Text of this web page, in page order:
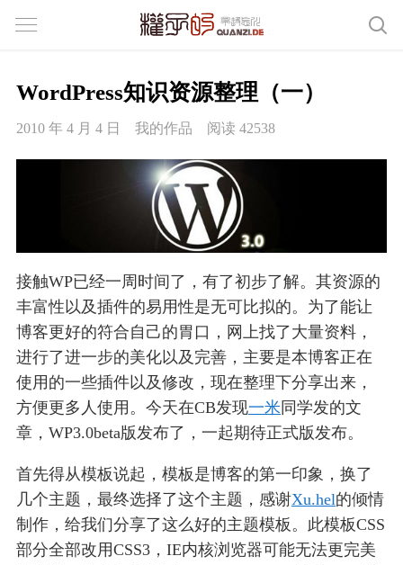
WordPress知识资源整理（一）
2010 年 4 月 4 日 我的作品 阅读 42538
接触WP已经一周时间了，有了初步了解。其资源的
丰富性以及插件的易用性是无可比拟的。为了能让
博客更好的符合自己的胃口，网上找了大量资料，
进行了进一步的美化以及完善，主要是本博客正在
使用的一些插件以及修改，现在整理下分享出来，
方便更多人使用。今天在CB发现一米 同学发的文
章，WP3.0beta版发布了，一起期待正式版发布。
首先得从模板说起，模板是博客的第一印象，换了
几个主题，最终选择了这个主题，感谢Xu.hel的倾情
制作，给我们分享了这么好的主题模板。此模板CSS
部分全部改用CSS3，IE内核浏览器可能无法更完美